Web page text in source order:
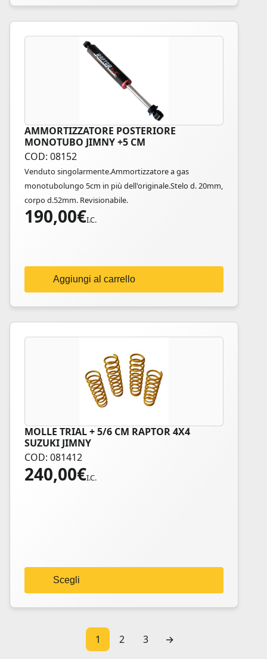
AMMORTIZZATORE POSTERIORE
MONOTUBO JIMNY +5 CM
COD: 08152
Venduto singolarmente.Ammortizzatore a gas
monotubolungo 5cm in più dell'originale.Stelo d. 20mm,
corpo d.52mm. Revisionabile.
190,00€I.C.
Aggiungi al carrello
MOLLE TRIAL + 5/6 CM RAPTOR 4X4
SUZUKI JIMNY
COD: 081412
240,00€I.C.
Scegli
Questo
prodotto
ha
più
pagina
del
1
2 3 →